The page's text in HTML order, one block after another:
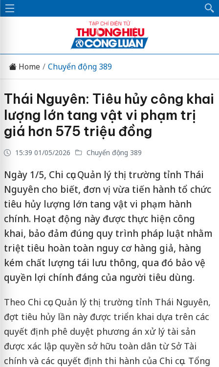
Home Chuyển động 389
Thái Nguyên: Tiêu hủy công khai
lượng lớn tang vật vi phạm trị
giá hơn 575 triệu đồng
15:39 01/05/2026 Chuyển động 389
Ngày 1/5, Chi cục Quản lý thị trường tỉnh Thái
Nguyên cho biết, đơn vị vừa tiến hành tổ chức
tiêu hủy lượng lớn tang vật vi phạm hành
chính. Hoạt động này được thực hiện công
khai, bảo đảm đúng quy trình pháp luật nhằm
triệt tiêu hoàn toàn nguy cơ hàng giả, hàng
kém chất lượng tái lưu thông, qua đó bảo vệ
quyền lợi chính đáng của người tiêu dùng.
Theo Chi cục Quản lý thị trường tỉnh Thái Nguyên,
đợt tiêu hủy lần này được triển khai dựa trên các
quyết định phê duyệt phương án xử lý tài sản
được xác lập quyền sở hữu toàn dân từ Sở Tài
chính và các quyết định thi hành của Chi cục. Tổng